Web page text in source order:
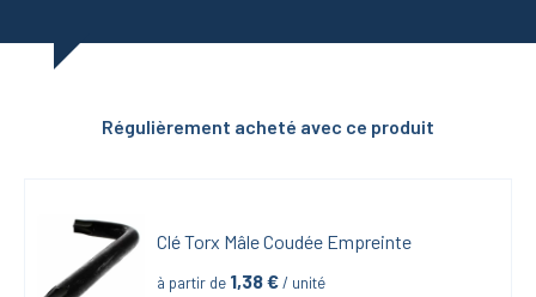
Régulièrement acheté avec ce produit
Clé Torx Mâle Coudée Empreinte
à partir de 1,38 € / unité